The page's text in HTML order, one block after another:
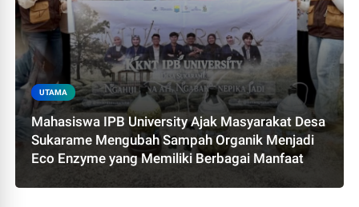
UTAMA
Mahasiswa IPB University Ajak Masyarakat Desa
Sukarame Mengubah Sampah Organik Menjadi
Eco Enzyme yang Memiliki Berbagai Manfaat